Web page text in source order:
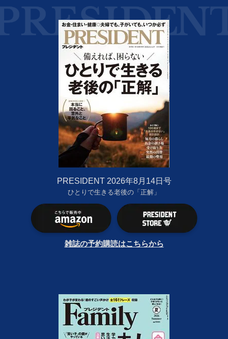
PRESIDENT 2026年8月14日号
ひとりで生きる老後の「正解」
雑誌の予約購読はこちらから